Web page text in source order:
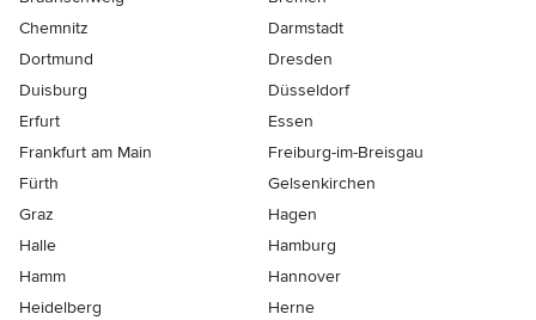
Chemnitz
Darmstadt
Dortmund
Dresden
Duisburg
Düsseldorf
Erfurt
Essen
Frankfurt am Main
Freiburg-im-Breisgau
Fürth
Gelsenkirchen
Graz
Hagen
Halle
Hamburg
Hamm
Hannover
Heidelberg
Herne